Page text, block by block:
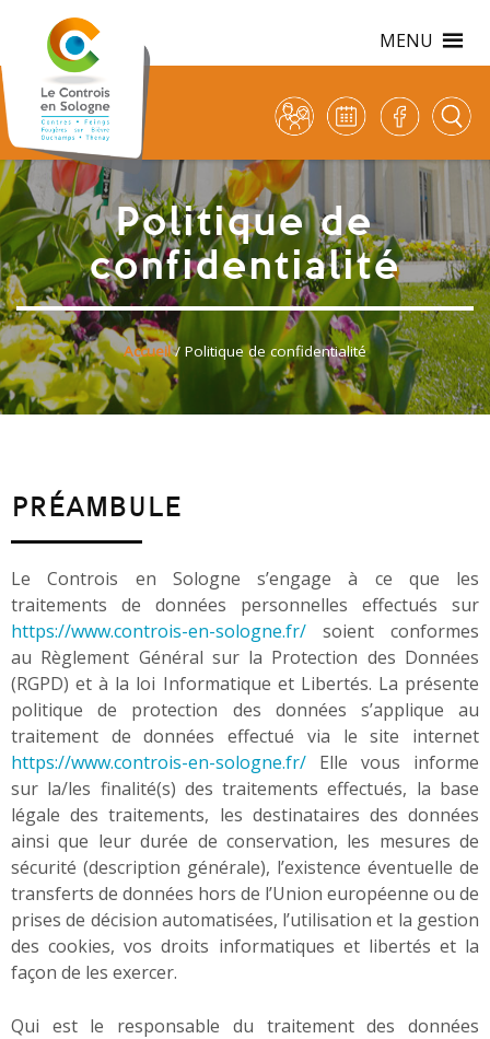
MENU
Politique de
confidentialité
Accueil/ Politique de confidentialité
PRÉAMBULE
Le Controis en Sologne s’engage à ce que les
traitements de données personnelles effectués sur
https://www.controis-en-sologne.fr/ soient conformes
au Règlement Général sur la Protection des Données
(RGPD) et à la loi Informatique et Libertés. La présente
politique de protection des données s’applique au
traitement de données effectué via le site internet
https://www.controis-en-sologne.fr/ Elle vous informe
sur la/les finalité(s) des traitements effectués, la base
légale des traitements, les destinataires des données
ainsi que leur durée de conservation, les mesures de
sécurité (description générale), l’existence éventuelle de
transferts de données hors de l’Union européenne ou de
prises de décision automatisées, l’utilisation et la gestion
des cookies, vos droits informatiques et libertés et la
façon de les exercer.
Qui est le responsable du traitement des données